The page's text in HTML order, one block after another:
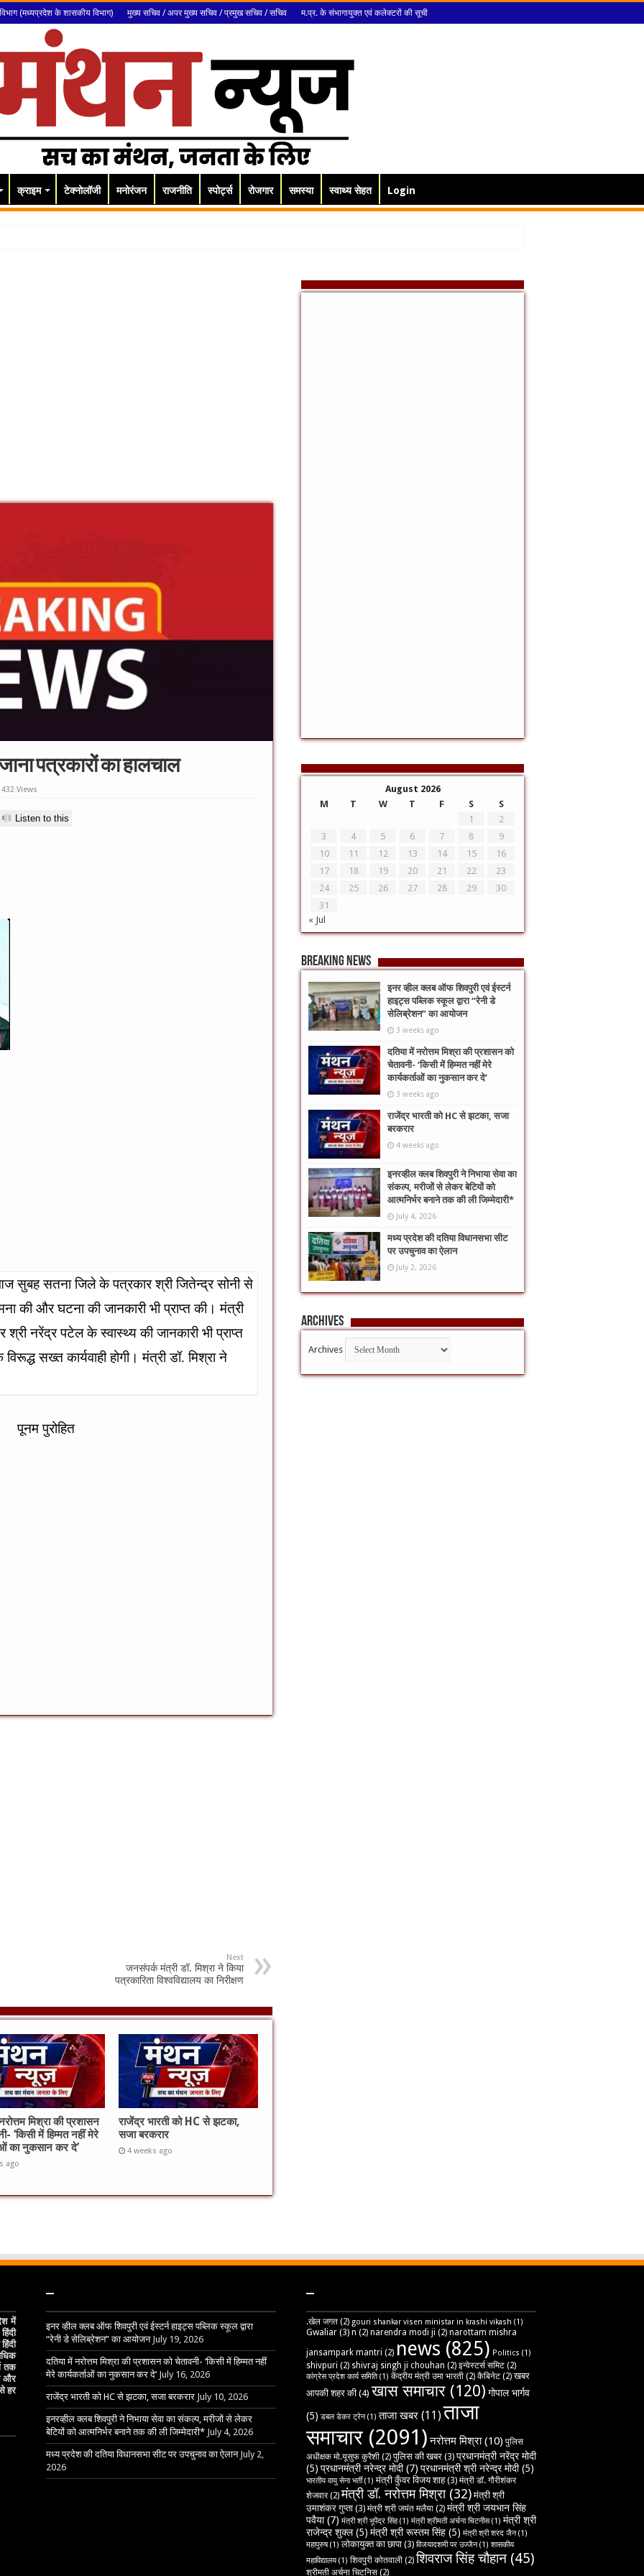
विभाग (मध्यप्रदेश के शासकीय विभाग) मुख्य सचिव / अपर मुख्य सचिव / प्रमुख सचिव / सचिव म.प्र. के संभागायुक्त एवं कलेक्टरों की सूची
क्राइम टेक्नोलॉजी मनोरंजन राजनीति स्पोर्ट्स रोजगार समस्या स्वाथ्य सेहत Login
पत्रकारों का हालचाल
432 Views
Listen to this
सुबह सतना जिले के पत्रकार श्री जितेन्द्र सोनी से
की और घटना की जानकारी भी प्राप्त की। मंत्री
श्री नरेंद्र पटेल के स्वास्थ्य की जानकारी भी प्राप्त
सख्त कार्यवाही होगी। मंत्री डॉ. मिश्रा ने
Next
जनसंपर्क मंत्री डॉ. मिश्रा ने किया
पत्रकारिता विश्वविद्यालय का निरीक्षण
मिश्रा की प्रशासन
‘किसी में हिम्मत नहीं मेरे
का नुकसान कर दे’
ago
राजेंद्र भारती को HC से झटका,
सजा बरकरार
4 weeks ago
August 2026
M
T W T F S
S
1
2
3
4 5 6 7 8
9
10
11 12 13 14 15
16
17
18 19 20 21 22
23
24
25 26 27 28 29
30
31
« Jul
Breaking News
इनर व्हील क्लब ऑफ शिवपुरी एवं ईस्टर्न
हाइट्स पब्लिक स्कूल द्वारा “रेनी डे
सेलिब्रेशन” का आयोजन
3 weeks ago
दतिया में नरोत्तम मिश्रा की प्रशासन को
चेतावनी- ‘किसी में हिम्मत नहीं मेरे
कार्यकर्ताओं का नुकसान कर दे’
3 weeks ago
राजेंद्र भारती को HC से झटका, सजा
बरकरार
4 weeks ago
इनरव्हील क्लब शिवपुरी ने निभाया सेवा का
संकल्प, मरीजों से लेकर बेटियों को
आत्मनिर्भर बनाने तक की ली जिम्मेदारी*
July 4, 2026
मध्य प्रदेश की दतिया विधानसभा सीट
पर उपचुनाव का ऐलान
July 2, 2026
Archives
Archives
में
तक
और
हर
–
इनर व्हील क्लब ऑफ शिवपुरी एवं ईस्टर्न हाइट्स पब्लिक स्कूल द्वारा
“रेनी डे सेलिब्रेशन” का आयोजन July 19, 2026
दतिया में नरोत्तम मिश्रा की प्रशासन को चेतावनी- ‘किसी में हिम्मत नहीं
मेरे कार्यकर्ताओं का नुकसान कर दे’ July 16, 2026
राजेंद्र भारती को HC से झटका, सजा बरकरार July 10, 2026
इनरव्हील क्लब शिवपुरी ने निभाया सेवा का संकल्प, मरीजों से लेकर
बेटियों को आत्मनिर्भर बनाने तक की ली जिम्मेदारी* July 4, 2026
मध्य प्रदेश की दतिया विधानसभा सीट पर उपचुनाव का ऐलान July 2,
2026
–
.खेल जगत (2) gouri shankar visen ministar in krashi vikash (1)
Gwaliar (3) n (2) narendra modi ji (2) narottam mishra
jansampark mantri (2) news (825) Politics (1)
shivpuri (2) shivraj singh ji chouhan (2) इन्वेस्टर्स समिट (2)
कांग्रेस प्रदेश कार्य समिति(1) केंद्रीय मंत्री उमा भारती (2) कैबिनेट (2) खबर
आपकी शहर की (4) खास समाचार (120) गोपाल भार्गव
(5) डबल डेकर ट्रेन(1) ताजा खबर (11)ताजा
समाचार (2091) नरोत्तम मिश्रा(10) पुलिस
अधीक्षक मो.यूसुफ कुरैशी (2) पुलिस की खबर (3) प्रधानमंत्री नरेंद्र मोदी
(5) प्रधानमंत्री नरेन्द्र मोदी(7) प्रधानमंत्री श्री नरेन्द्र मोदी(5)
भारतीय वायु सेना भर्ती(1) मंत्री कुँवर विजय शाह(3) मंत्री डॉ. गौरीशंकर
शेजवार(2) मंत्री डॉ. नरोत्तम मिश्रा(32) मंत्री श्री
उमाशंकर गुप्ता (3) मंत्री श्री जयंत मलैया (2) मंत्री श्री जयभान सिंह
पवैया(7) मंत्री श्री भूपेंद्र सिंह(1) मंत्री श्रीमती अर्चना चिटनीस(1) मंत्री श्री
राजेन्द्र शुक्ल(5) मंत्री श्री रूस्तम सिंह (5) मंत्री श्री शरद जैन(1)
महापुरुष(1) लोकायुक्त का छापा (3) विजयादशमी पर उज्‍जैन(1) शासकीय
महाविद्यालय(1) शिवपुरी कोतवाली (2) शिवराज सिंह चौहान (45)
श्रीमती अर्चना चिटनिस (2)